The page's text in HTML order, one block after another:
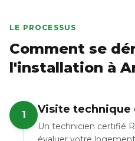
LE PROCESSUS
Comment se
l'installation à
1 Visite technique
Un technicien certifié